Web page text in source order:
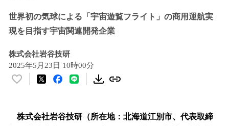
世界初の気球による「宇宙遊覧フライト」の商用運航実
現を目指す宇宙関連開発企業
株式会社岩谷技研
2025年5月23日 10時00分
い
！
株式会社岩谷技研（所在地：北海道江別市、代表取締